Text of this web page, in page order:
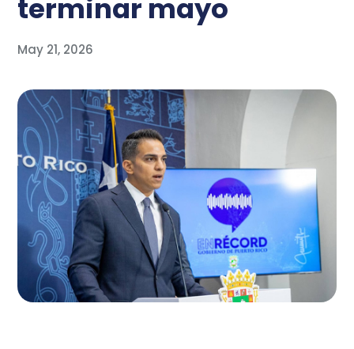
terminar mayo
May 21, 2026